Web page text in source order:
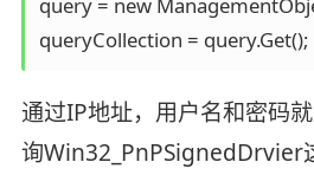
queryCollection = query.Get();
通过IP地址，用户名和密码
询Win32_PnPSignedDrvier